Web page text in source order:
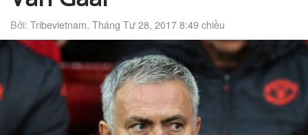
Bởi: Tribevietnam, Tháng Tư 28, 2017 8:49 chiều